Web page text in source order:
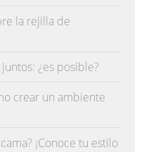
la rejilla de
¿es posible?
crear un ambiente
¡Conoce tu estilo